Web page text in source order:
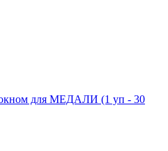
окном для МЕДАЛИ (1 уп - 30